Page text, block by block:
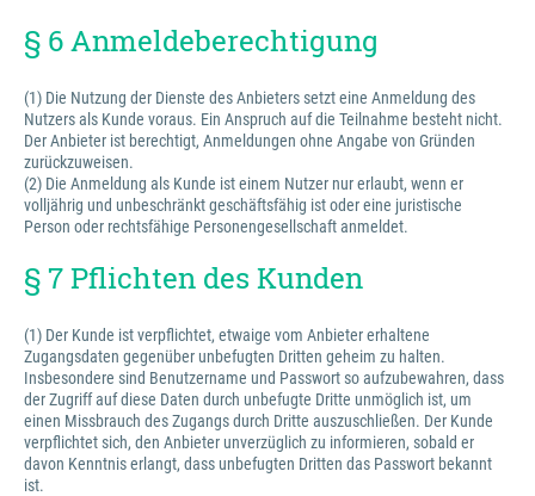
§ 6 Anmeldeberechtigung
(1) Die Nutzung der Dienste des Anbieters setzt eine Anmeldung des
Nutzers als Kunde voraus. Ein Anspruch auf die Teilnahme besteht nicht.
Der Anbieter ist berechtigt, Anmeldungen ohne Angabe von Gründen
zurückzuweisen.
(2) Die Anmeldung als Kunde ist einem Nutzer nur erlaubt, wenn er
volljährig und unbeschränkt geschäftsfähig ist oder eine juristische
Person oder rechtsfähige Personengesellschaft anmeldet.
§ 7 Pflichten des Kunden
(1) Der Kunde ist verpflichtet, etwaige vom Anbieter erhaltene
Zugangsdaten gegenüber unbefugten Dritten geheim zu halten.
Insbesondere sind Benutzername und Passwort so aufzubewahren, dass
der Zugriff auf diese Daten durch unbefugte Dritte unmöglich ist, um
einen Missbrauch des Zugangs durch Dritte auszuschließen. Der Kunde
verpflichtet sich, den Anbieter unverzüglich zu informieren, sobald er
davon Kenntnis erlangt, dass unbefugten Dritten das Passwort bekannt
ist.